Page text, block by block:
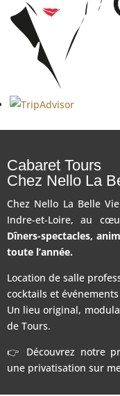
Cabaret Tours
Chez Nello La
Chez Nello La Belle
Indre-et-Loire, au
Dîners-spectacles,
toute l’année.
Location de salle
cocktails et
Un lieu original,
de Tours.
👉 Découvrez notre
une privatisation sur